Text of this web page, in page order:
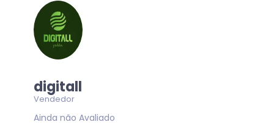
digitall
Vendedor
Ainda não Avaliado